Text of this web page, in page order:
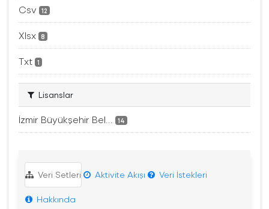
Csv 12
Xlsx 8
Txt 1
Lisanslar
İzmir Büyükşehir Bel... 14
Veri Setleri Aktivite Akışı Veri İstekleri
Hakkında